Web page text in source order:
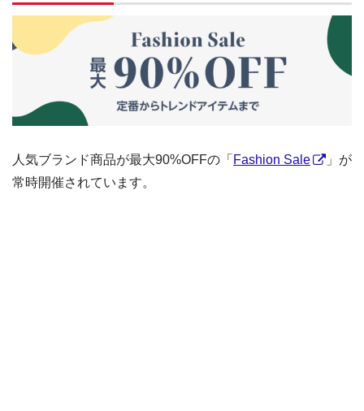
人気ブランド商品が最大90%OFFの「 Fashion Sale
」が
常時開催されています。